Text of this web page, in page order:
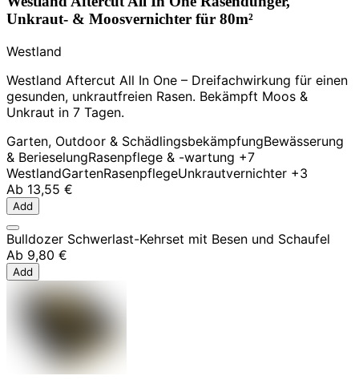
Unkraut- & Moosvernichter für 80m²
Westland
Westland Aftercut All In One – Dreifachwirkung für einen
gesunden, unkrautfreien Rasen. Bekämpft Moos &
Unkraut in 7 Tagen.
Garten, Outdoor & SchädlingsbekämpfungBewässerung
& BerieselungRasenpflege & -wartung +7
WestlandGartenRasenpflegeUnkrautvernichter +3
Ab 13,55 €
Add
Bulldozer Schwerlast-Kehrset mit Besen und Schaufel
Ab 9,80 €
Add